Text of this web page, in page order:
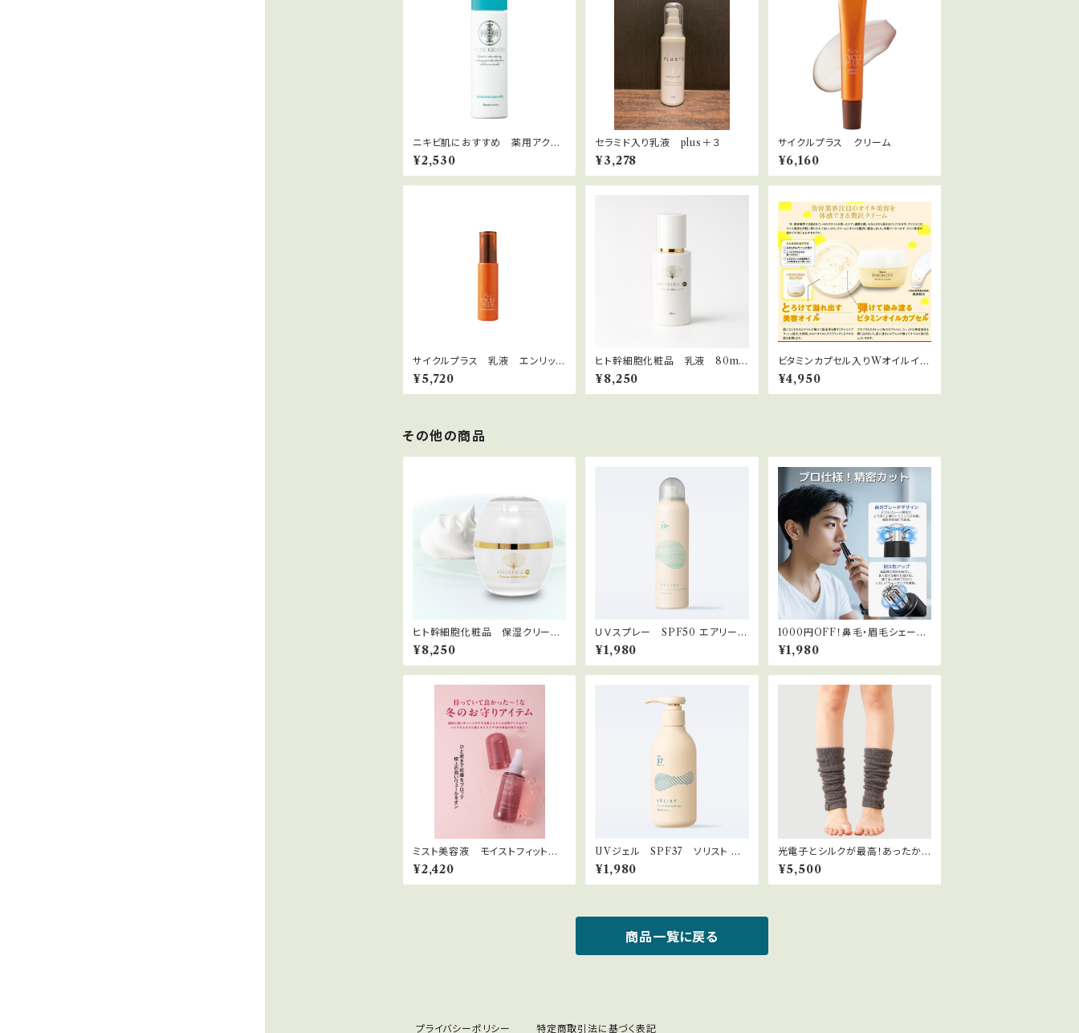
ニキビ肌におすすめ 薬用アクア
ミルク
¥2,530
セラミド入り乳液 plus＋３
¥3,278
サイクルプラス クリーム
¥6,160
サイクルプラス 乳液 エンリッチ
エッセンス
¥5,720
ヒト幹細胞化粧品 乳液 80ml
ヒトユライ+30
¥8,250
ビタミンカプセル入りWオイルイン
クリーム
¥4,950
その他の商品
ヒト幹細胞化粧品 保湿クリー
ム 30g ヒトユライ+30
¥8,250
ＵＶスプレー SPF50 エアリータ
ッチUVシールドスプレー
¥1,980
1000円OFF！鼻毛・眉毛シェーバ
ー
¥1,980
ミスト美容液 モイストフィットミ
スト
¥2,420
UVジェル SPF37 ソリスト マ
イルドUV アクアキープジェル 1
80ml
¥1,980
光電子とシルクが最高！あったかサ
ポートレッグウォーマー
¥5,500
商品一覧に戻る
プライバシーポリシー 特定商取引法に基づく表記